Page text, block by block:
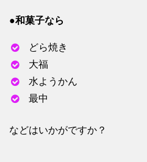
●和菓子なら
どら焼き
大福
水ようかん
最中
などはいかがですか？